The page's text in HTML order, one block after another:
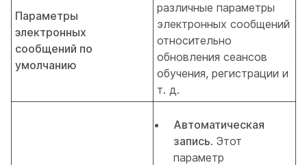
Параметры
электронных
сообщений по
умолчанию
различные параметры
электронных сообщений
относительно
обновления сеансов
обучения, регистрации и
т. д.
Автоматическая
запись. Этот
параметр